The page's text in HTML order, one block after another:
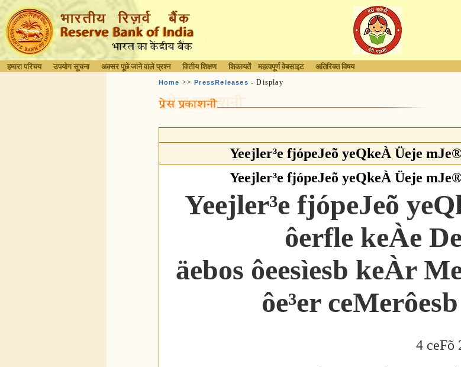
हमारा परिचय
उपयोग सूचना अक्सर पूछे जाने वाले प्रश्न वित्तीय शिक्षण शिकायतें महत्वपूर्ण वेबसाइट अतिरिक्त विषय
Home >>PressReleases - Display
Yeejler³e fjópeJeõ yeQkeÀ Üeje
Yeejler³e fjópeJeõ yeQkeÀ Üeje
Yeejler³e fjópeJeõ
ôerfle keÀe
äebos ôeesìesb keÀr
ôe³er
4 ceFõ